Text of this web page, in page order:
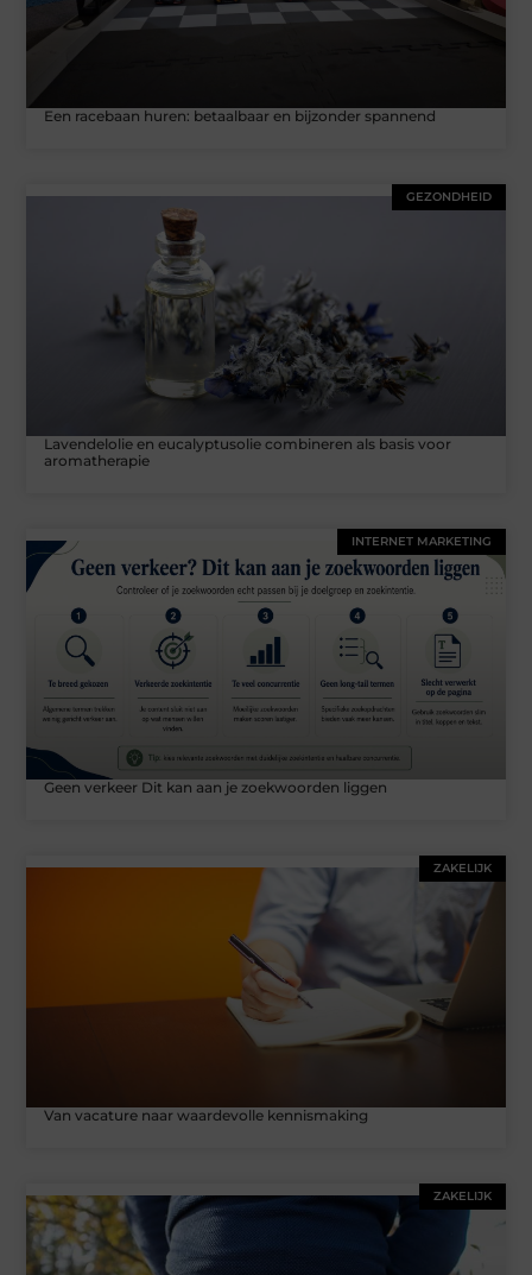
Een racebaan huren: betaalbaar en bijzonder spannend
GEZONDHEID
Lavendelolie en eucalyptusolie combineren als basis voor
aromatherapie
INTERNET MARKETING
Geen verkeer Dit kan aan je zoekwoorden liggen
ZAKELIJK
Van vacature naar waardevolle kennismaking
ZAKELIJK